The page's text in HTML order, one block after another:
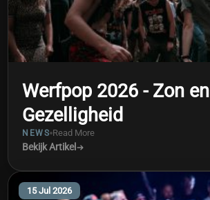
Werfpop 2026 - Zon en
Gezelligheid
NEWS Read More
Bekijk Artikel
15 Jul 2026